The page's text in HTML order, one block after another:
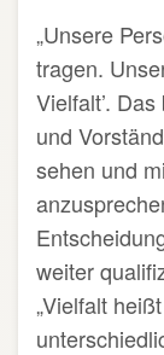
„Unsere
tragen.
Vielfalt’.
und
sehen und
weiter
„Vielfalt